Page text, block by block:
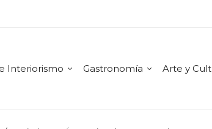
Interiorismo Gastronomía Arte y